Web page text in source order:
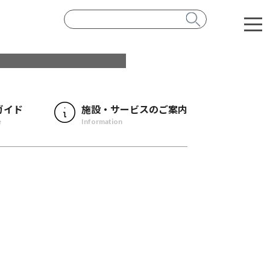
イド 施設・サービスのご案内
Information